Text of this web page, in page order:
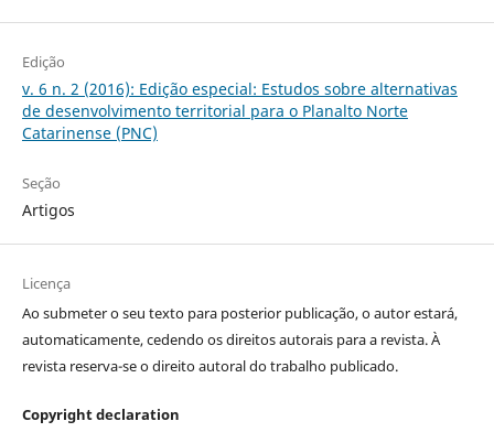
Edição
v. 6 n. 2 (2016): Edição especial: Estudos sobre alternativas
de desenvolvimento territorial para o Planalto Norte
Catarinense (PNC)
Seção
Artigos
Licença
Ao submeter o seu texto para posterior publicação, o autor estará,
automaticamente, cedendo os direitos autorais para a revista. À
revista reserva-se o direito autoral do trabalho publicado.
Copyright declaration